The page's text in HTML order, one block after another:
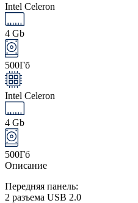
Intel Celeron
4 Gb
500Гб
Intel Celeron
4 Gb
500Гб
Описание
Передняя панель:
2 разъема USB 2.0